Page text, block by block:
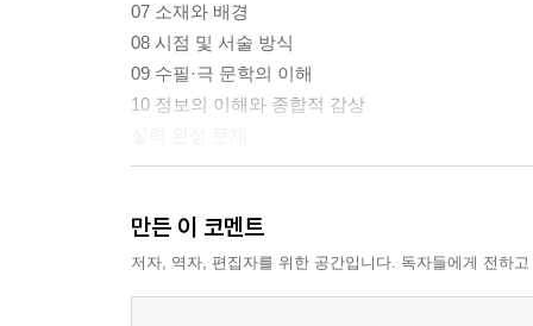
07 소재와 배경
08 시점 및 서술 방식
09 수필·극 문학의 이해
10 정보의 이해와 종합적 감상
11 정보의 확인 유형
12 서술상의 특징 파악 유형
만든 이 코멘트
저자, 역자, 편집자를 위한 공간입니다. 독자들에게 전하